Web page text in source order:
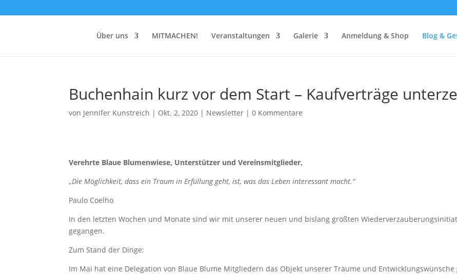
Über uns MITMACHEN! Veranstaltungen Galerie Anmeldung & Shop Blog &
Buchenhain kurz vor dem Start – Kaufverträge
von Jennifer Kunstreich | Okt. 2, 2020 | Newsletter |0 Kommentare
Verehrte Blaue Blumenwiese, Unterstützer und Vereinsmitglieder,
„Die Möglichkeit, dass ein Traum in Erfüllung geht, ist, was das Leben interessant macht.“
Paulo Coelho
In den letzten Wochen und Monate sind wir mit unserer neuen und bislang größten
gegangen.
Zum Stand der Dinge:
Im Mai hat eine Delegation von Blaue Blume Mitgliedern das Objekt unserer Träume und